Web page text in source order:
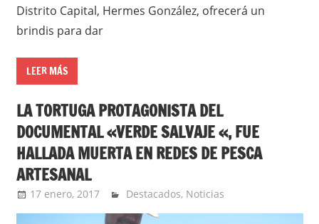
Distrito Capital, Hermes González, ofrecerá un
brindis para dar
LEER MÁS
LA TORTUGA PROTAGONISTA DEL
DOCUMENTAL «VERDE SALVAJE «, FUE
HALLADA MUERTA EN REDES DE PESCA
ARTESANAL
17 enero, 2017 admin
Destacados, Noticias